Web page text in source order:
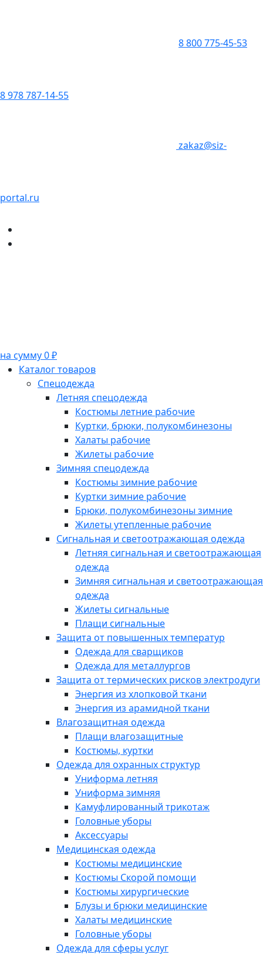
8 800 775-45-53
8 978 787-14-55
zakaz@siz-
portal.ru
на сумму 0 ₽
Каталог товаров
Спецодежда
Летняя спецодежда
Костюмы летние рабочие
Куртки, брюки, полукомбинезоны
Халаты рабочие
Жилеты рабочие
Зимняя спецодежда
Костюмы зимние рабочие
Куртки зимние рабочие
Брюки, полукомбинезоны зимние
Жилеты утепленные рабочие
Сигнальная и светоотражающая одежда
Летняя сигнальная и светоотражающая
одежда
Зимняя сигнальная и светоотражающая
одежда
Жилеты сигнальные
Плащи сигнальные
Защита от повышенных температур
Одежда для сварщиков
Одежда для металлургов
Защита от термических рисков электродуги
Энергия из хлопковой ткани
Энергия из арамидной ткани
Влагозащитная одежда
Плащи влагозащитные
Костюмы, куртки
Одежда для охранных структур
Униформа летняя
Униформа зимняя
Камуфлированный трикотаж
Головные уборы
Аксессуары
Медицинская одежда
Костюмы медицинские
Костюмы Скорой помощи
Костюмы хирургические
Блузы и брюки медицинские
Халаты медицинские
Головные уборы
Одежда для сферы услуг